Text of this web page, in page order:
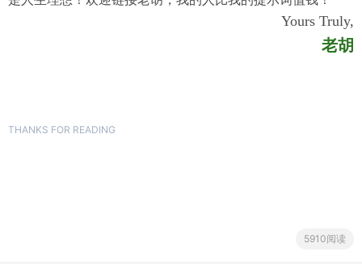
Yours Truly,
老胡
THANKS FOR READING
5910阅读